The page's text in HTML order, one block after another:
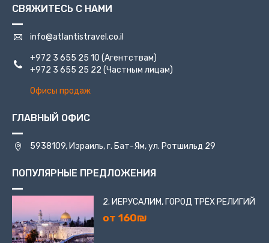
СВЯЖИТЕСЬ С НАМИ
info@atlantistravel.co.il
+972 3 655 25 10 (Агентствам)
+972 3 655 25 22 (Частным лицам)
Офисы продаж
ГЛАВНЫЙ ОФИС
5938109, Израиль, г. Бат-Ям, ул. Ротшильд 29
ПОПУЛЯРНЫЕ ПРЕДЛОЖЕНИЯ
2. ИЕРУСАЛИМ, ГОРОД ТРЁХ РЕЛИГИЙ
от 160₪